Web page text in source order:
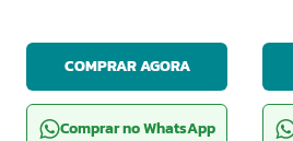
COMPRAR AGORA
Comprar no WhatsApp